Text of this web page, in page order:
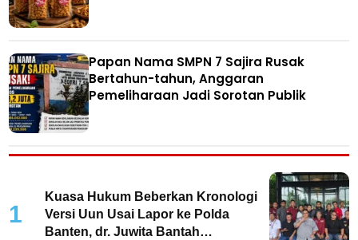
Papan Nama SMPN 7 Sajira Rusak
Bertahun-tahun, Anggaran
Pemeliharaan Jadi Sorotan Publik
1
Kuasa Hukum Beberkan Kronologi
Versi Uun Usai Lapor ke Polda
Banten, dr. Juwita Bantah